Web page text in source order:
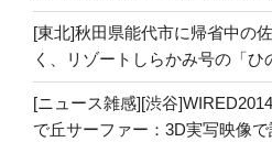
[東北]秋田県能代市に帰省中の
く、リゾートしらかみ号の「ひ
[ニュース雑感][渋谷
で丘サーファー：3D実写映像